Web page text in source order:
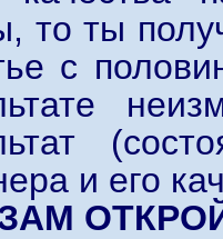
то ты
с
и его